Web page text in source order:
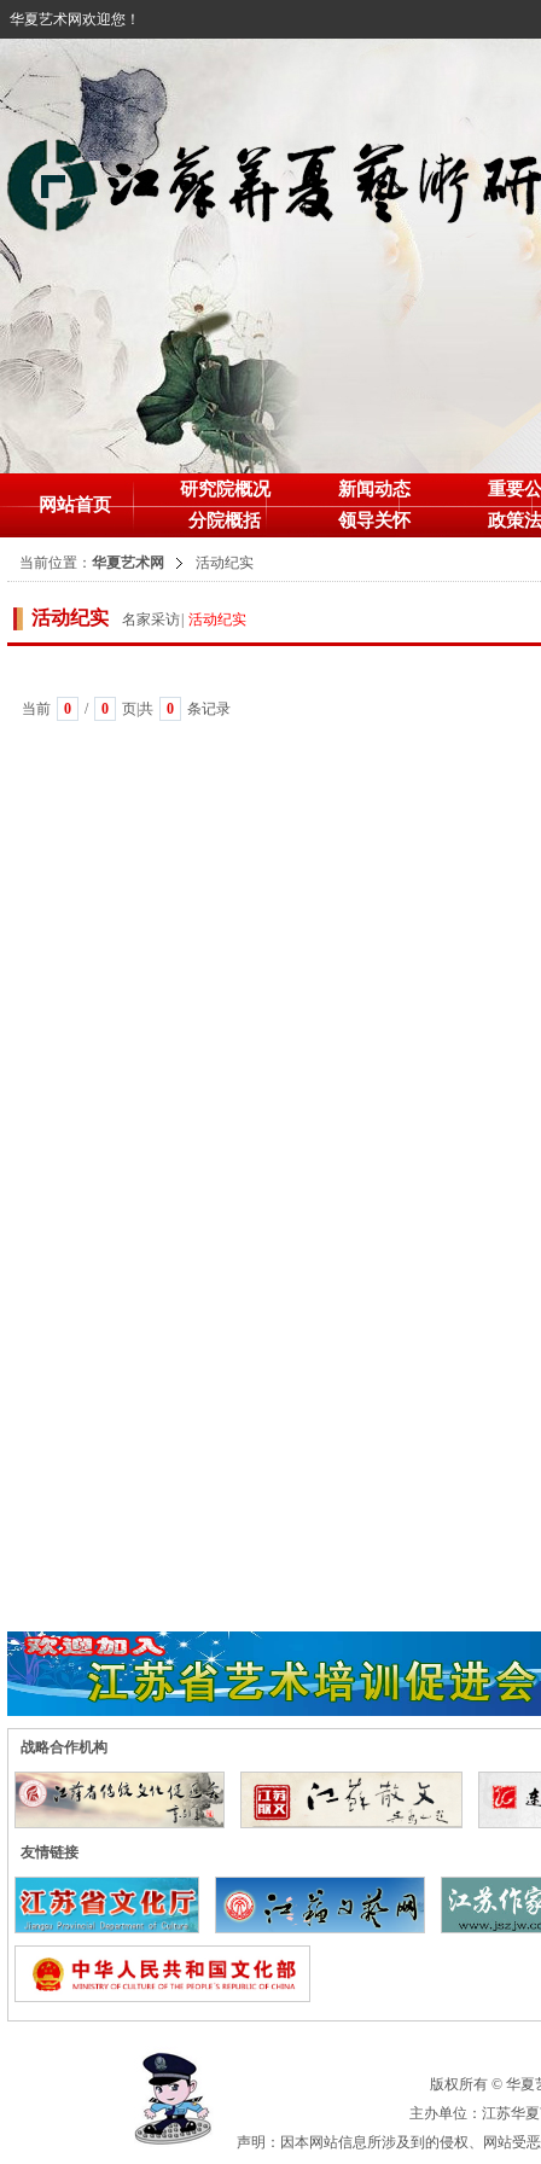
华夏艺术网欢迎您！
网站首页
研究院概况
分院概括
新闻动态
领导关怀
重要
政策
当前位置： 华夏艺术网 活动纪实
活动纪实 名家采访 活动纪实
当前 0 / 0 页|共 0 条记录
战略合作机构
友情链接
版权所有 © 华夏
主办单位：江苏华
声明：因本网站信息所涉及到的侵权、网站受